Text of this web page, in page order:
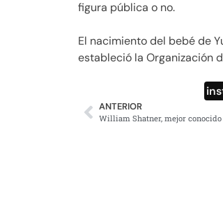
figura pública o no.
El nacimiento del bebé de
estableció la Organización
ANTERIOR